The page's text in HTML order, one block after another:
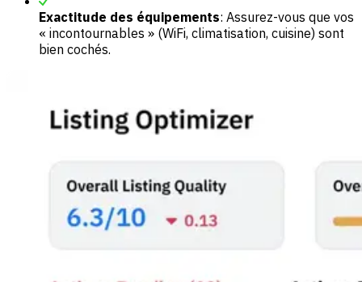
Exactitude des équipements: Assurez-vous que vos
« incontournables » (WiFi, climatisation, cuisine) sont
bien cochés.